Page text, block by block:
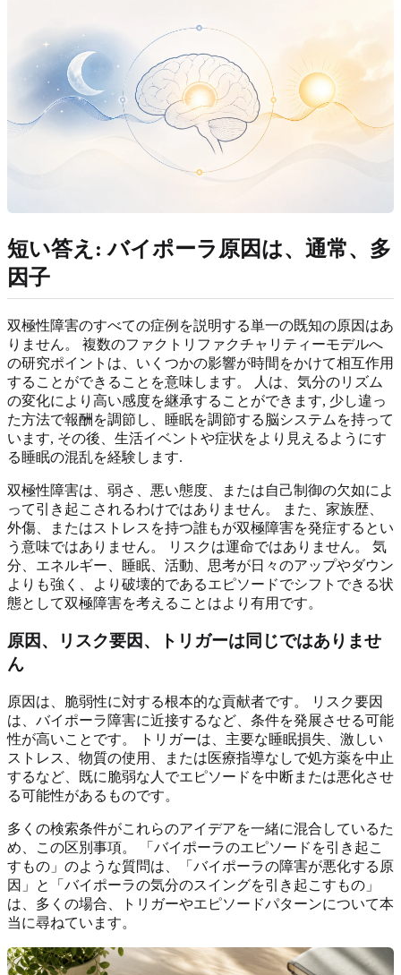
短い答え: バイポーラ原因は、通常、多
因子
双極性障害のすべての症例を説明する単一の既知の原因はあ
りません。 複数のファクトリファクチャリティーモデルへ
の研究ポイントは、いくつかの影響が時間をかけて相互作用
することができることを意味します。 人は、気分のリズム
の変化により高い感度を継承することができます, 少し違っ
た方法で報酬を調節し、睡眠を調節する脳システムを持って
います, その後、生活イベントや症状をより見えるようにす
る睡眠の混乱を経験します.
双極性障害は、弱さ、悪い態度、または自己制御の欠如によ
って引き起こされるわけではありません。 また、家族歴、
外傷、またはストレスを持つ誰もが双極障害を発症するとい
う意味ではありません。 リスクは運命ではありません。 気
分、エネルギー、睡眠、活動、思考が日々のアップやダウン
よりも強く、より破壊的であるエピソードでシフトできる状
態として双極障害を考えることはより有用です。
原因、リスク要因、トリガーは同じではありませ
ん
原因は、脆弱性に対する根本的な貢献者です。 リスク要因
は、バイポーラ障害に近接するなど、条件を発展させる可能
性が高いことです。 トリガーは、主要な睡眠損失、激しい
ストレス、物質の使用、または医療指導なしで処方薬を中止
するなど、既に脆弱な人でエピソードを中断または悪化させ
る可能性があるものです。
多くの検索条件がこれらのアイデアを一緒に混合しているた
め、この区別事項。 「バイポーラのエピソードを引き起こ
すもの」のような質問は、「バイポーラの障害が悪化する原
因」と「バイポーラの気分のスイングを引き起こすもの」
は、多くの場合、トリガーやエピソードパターンについて本
当に尋ねています。